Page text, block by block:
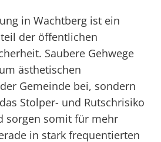
in Wachtberg ist ein
der öffentlichen
Saubere Gehwege
ästhetischen
Gemeinde bei, sondern
Stolper- und Rutschrisiko
sorgen somit für mehr
in stark frequentierten